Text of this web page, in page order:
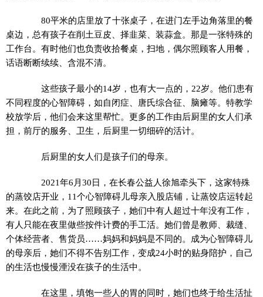
80平米的店里放了十张桌子，在进门左手边角落里的餐
桌边，总有孩子在削土豆皮、择韭菜、装蒜盒。那是一张特殊的
工作台。有时他们也负责收拾餐桌，扫地，偶尔照顾客人用餐，
话语断断续续、含混不清。
这些孩子最小的14岁，也有大一点的，22岁。他们患有
不同程度的心智障碍，如自闭症、唐氏综合征、脑瘫等。特教学
校放学后，他们会来这里帮忙。更多的工作由后厨里的女人们承
担，前厅的服务、卫生，后厨里一切细碎的活计。
后厨里的女人们是孩子们的母亲。
2021年6月30日，在长春公益人徐旭牵头下，这家特殊
的蒸饺店开业，11个心智障碍儿母亲入股店铺，让蒸饺店运转起
来。在此之前，为了照顾孩子，她们中有人超过十年没有工作，
有人只能在夜里做些按件计费的手工活。她们曾是教师、裁缝、
个体经营者、售货员……妈妈和妈妈是不同的。成为心智障碍儿
的母亲后，她们不得不告别工作，变成24小时的贴身陪护，自己
的生活也慢慢湮没在孩子的生活中。
在这里，填饱一些人的胃的同时，她们也终于给生活扯